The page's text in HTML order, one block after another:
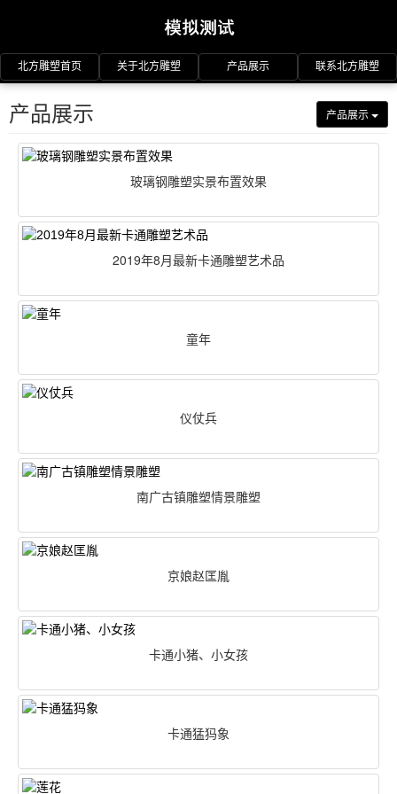
北方雕塑首页 关于北方雕塑 产品展示 联系北方雕塑
产品展示 产品展示
玻璃钢雕塑实景布置效果
2019年8月最新卡通雕塑艺术品
童年
仪仗兵
南广古镇雕塑情景雕塑
京娘赵匡胤
卡通小猪、小女孩
卡通猛犸象